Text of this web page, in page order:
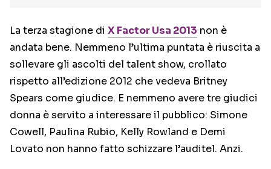
La terza stagione di X Factor Usa 2013 non è
andata bene. Nemmeno l’ultima puntata è riuscita a
sollevare gli ascolti del talent show, crollato
rispetto all’edizione 2012 che vedeva Britney
Spears come giudice. E nemmeno avere tre giudici
donna è servito a interessare il pubblico: Simone
Cowell, Paulina Rubio, Kelly Rowland e Demi
Lovato non hanno fatto schizzare l’auditel. Anzi.